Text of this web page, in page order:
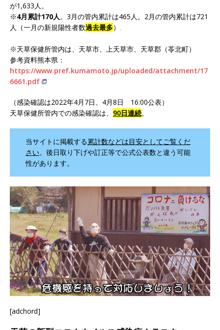
が1,633人。
※4月累計170人 。3月の管内累計は465人。2月の管内累計は721
人（一月の新規陽性者数過去最多） 。
※天草保健所管内は、天草市、上天草市、天草郡（苓北町）
参考資料熊本県：
https://www.pref.kumamoto.jp/uploaded/attachment/17
6661.pdf
（感染確認は2022年4月7日、4月8日 16:00公表）
天草保健所管内での感染確認は、 90日連続。
当サイトに掲載する累計数などは目安としてご覧くだ
さい。後日取り下げや訂正等で公式公表数と違う可能
性があります。
[adchord]